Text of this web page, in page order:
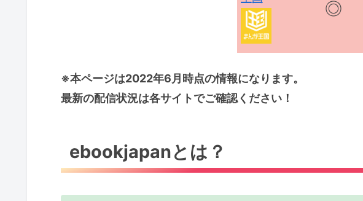
◎
※本ページは2022年6月時点の情報になります。
最新の配信状況は各サイトでご確認ください！
ebookjapanとは？